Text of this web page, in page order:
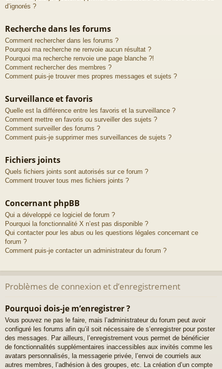
d’ignorés ?
Recherche dans les forums
Comment rechercher dans les forums ?
Pourquoi ma recherche ne renvoie aucun résultat ?
Pourquoi ma recherche renvoie une page blanche ?!
Comment rechercher des membres ?
Comment puis-je trouver mes propres messages et sujets ?
Surveillance et favoris
Quelle est la différence entre les favoris et la surveillance ?
Comment mettre en favoris ou surveiller des sujets ?
Comment surveiller des forums ?
Comment puis-je supprimer mes surveillances de sujets ?
Fichiers joints
Quels fichiers joints sont autorisés sur ce forum ?
Comment trouver tous mes fichiers joints ?
Concernant phpBB
Qui a développé ce logiciel de forum ?
Pourquoi la fonctionnalité X n’est pas disponible ?
Qui contacter pour les abus ou les questions légales concernant ce
forum ?
Comment puis-je contacter un administrateur du forum ?
Problèmes de connexion et d’enregistrement
Pourquoi dois-je m’enregistrer ?
Vous pouvez ne pas le faire, mais l’administrateur du forum peut avoir
configuré les forums afin qu’il soit nécessaire de s’enregistrer pour poster
des messages. Par ailleurs, l’enregistrement vous permet de bénéficier
de fonctionnalités supplémentaires inaccessibles aux invités comme les
avatars personnalisés, la messagerie privée, l’envoi de courriels aux
autres membres, l’adhésion à des groupes, etc. La création d’un compte